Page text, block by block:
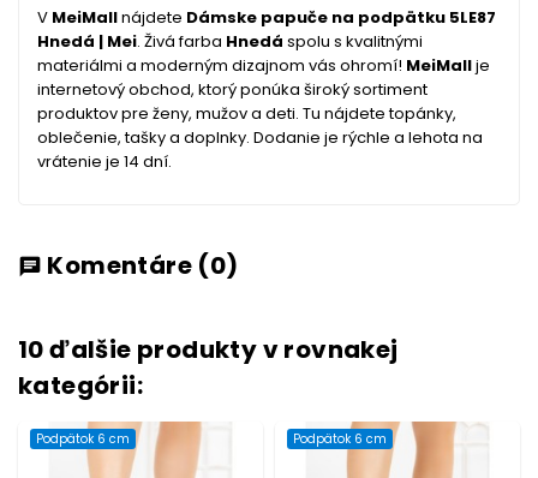
V MeiMallnájdete Dámske papuče na podpätku 5LE87
Hnedá | Mei. Živá farba Hnedá spolu s kvalitnými
materiálmi a moderným dizajnom vás ohromí! MeiMallje
internetový obchod, ktorý ponúka široký sortiment
produktov pre ženy, mužov a deti. Tu nájdete topánky,
oblečenie, tašky a doplnky. Dodanie je rýchle a lehota na
vrátenie je 14 dní.
chat Komentáre (0)
10 ďalšie produkty v rovnakej
kategórii:
Podpätok 6 cm Podpätok 6 cm